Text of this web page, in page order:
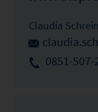
Claudia
0851-507-